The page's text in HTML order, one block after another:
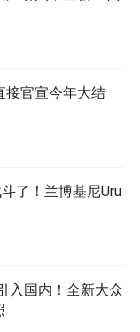
接官宣今年大结
了！兰博基尼Uru
入国内！全新大众